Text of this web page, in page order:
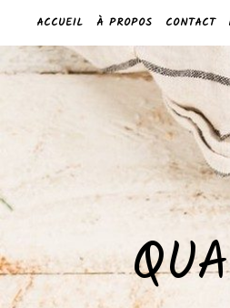
ACCUEIL À PROPOS CONTACT